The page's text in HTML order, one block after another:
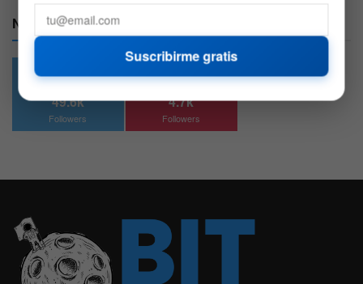
Nuestras Redes:
49.6k
Followers
4.7k
Followers
Suscribirme gratis